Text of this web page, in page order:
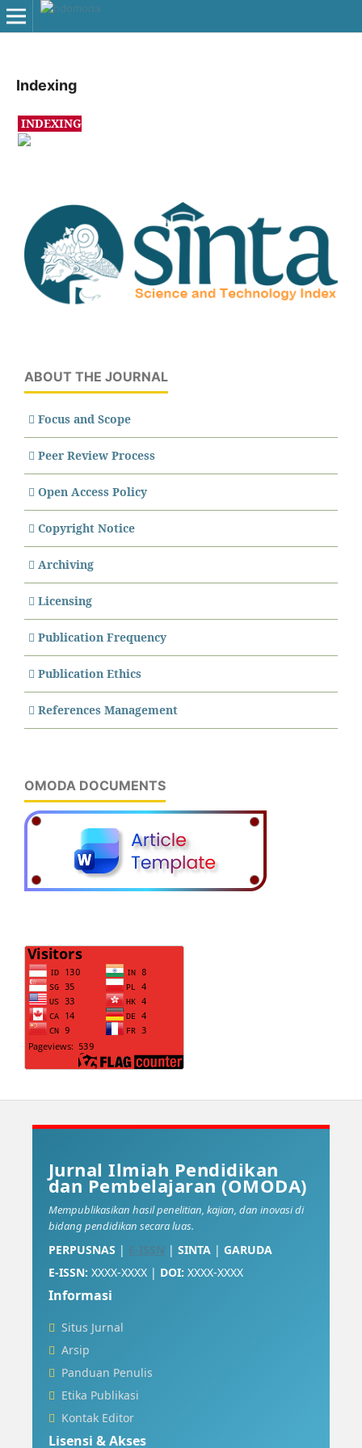
Indexing
INDEXING
ABOUT THE JOURNAL
Focus and Scope
Peer Review Process
Open Access Policy
Copyright Notice
Archiving
Licensing
Publication Frequency
Publication Ethics
References Management
OMODA DOCUMENTS
Jurnal Ilmiah Pendidikan
dan Pembelajaran (OMODA)
Mempublikasikan hasil penelitian, kajian, dan inovasi di
bidang pendidikan secara luas.
PERPUSNAS | E-ISSN | SINTA| GARUDA
E-ISSN: XXXX-XXXX | DOI: XXXX-XXXX
Informasi
Situs Jurnal
Arsip
Panduan Penulis
Etika Publikasi
Kontak Editor
Lisensi & Akses